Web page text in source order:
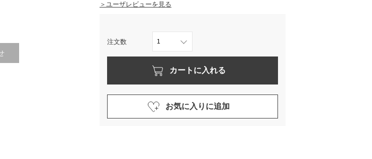
＞ユーザレビューを見る
注文数
カートに入れる
お気に入りに追加